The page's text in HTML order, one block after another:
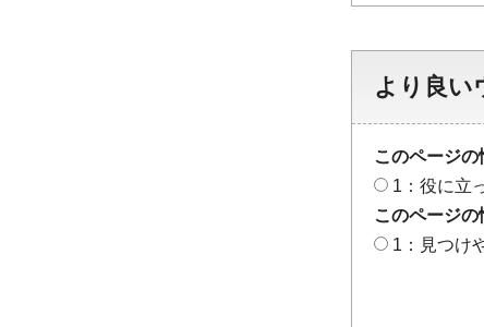
より良い
このページ
1：役に立
このページ
1：見つけ